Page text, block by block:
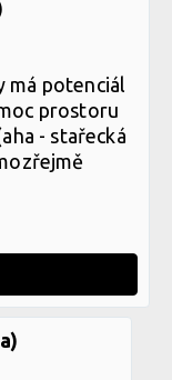
má potenciál
prostoru
- stařecká